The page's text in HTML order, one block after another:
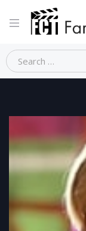
Home Commedia